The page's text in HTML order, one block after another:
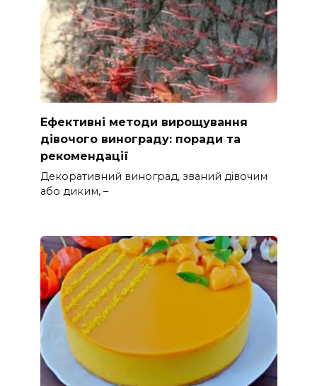
Ефективні методи вирощування
дівочого винограду: поради та
рекомендації
Декоративний виноград, званий дівочим
або диким, –